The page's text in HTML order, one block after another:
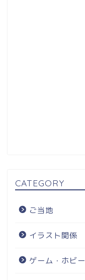
CATEGORY
ご当地
イラスト関係
ゲーム・ホビー